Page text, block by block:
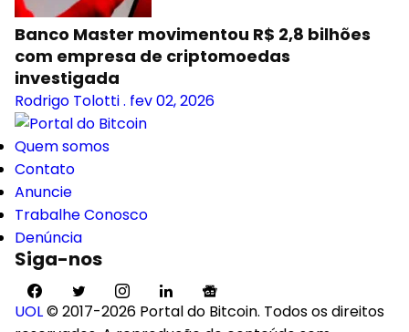
Banco Master movimentou R$ 2,8 bilhões
com empresa de criptomoedas
investigada
Rodrigo Tolotti. fev 02, 2026
Quem somos
Contato
Anuncie
Trabalhe Conosco
Denúncia
Siga-nos
UOL© 2017-2026 Portal do Bitcoin. Todos os direitos